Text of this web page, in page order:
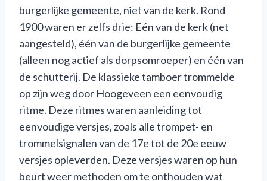
burgerlijke gemeente, niet van de kerk. Rond
1900 waren er zelfs drie: Eén van de kerk (net
aangesteld), één van de burgerlijke gemeente
(alleen nog actief als dorpsomroeper) en één van
de schutterij. De klassieke tamboer trommelde
op zijn weg door Hoogeveen een eenvoudig
ritme. Deze ritmes waren aanleiding tot
eenvoudige versjes, zoals alle trompet- en
trommelsignalen van de 17e tot de 20e eeuw
versjes opleverden. Deze versjes waren op hun
beurt weer methoden om te onthouden wat